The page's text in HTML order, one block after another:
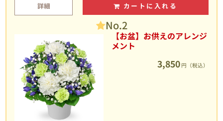
詳細 カートに入れる
No.2
【お盆】お供えのアレンジ
メント
3,850 円（税込）